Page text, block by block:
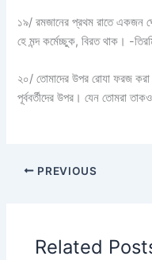
১৯/ রমজানের প্রথম রাতে একজন
হে মন্দ কর্মেচ্ছুক, বিরত থাক। -
২০/ তোমাদের উপর রোযা ফরজ
পূর্ববর্তীদের উপর। যেন তোমরা
PREVIOUS
Related